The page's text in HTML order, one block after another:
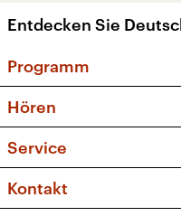
Entdecken Sie
Programm
Sendungen und
Musikliste
Kakadu – Das
Hören
Frequenzen
Service
FAQ
Apps
Kontakt